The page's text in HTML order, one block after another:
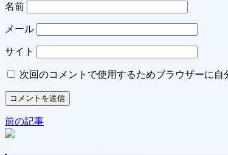
名前
メール
サイト
次回のコメントで使用するためブラウザーに
前の記事